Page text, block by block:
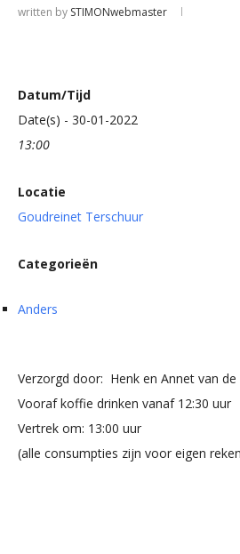
written by STIMONwebmaster
Datum/Tijd
Date(s) - 30-01-2022
13:00
Locatie
Goudreinet Terschuur
Categorieën
Anders
Verzorgd door: Henk en Annet van
Vooraf koffie drinken vanaf 12:30 uur
Vertrek om: 13:00 uur
(alle consumpties zijn voor eigen